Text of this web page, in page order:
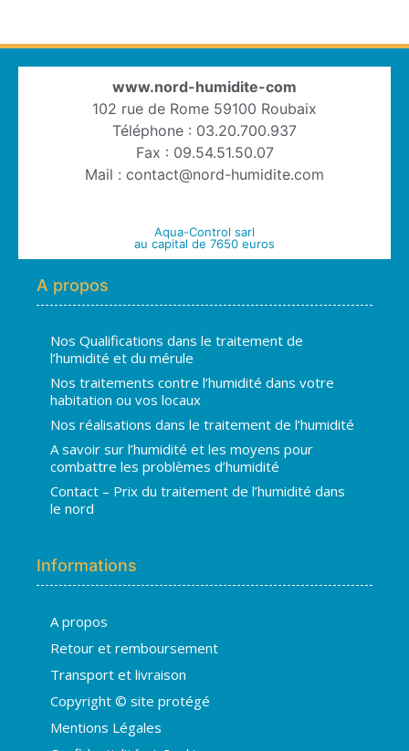
www.nord-humidite-com
102 rue de Rome 59100 Roubaix
Téléphone : 03.20.700.937
Fax : 09.54.51.50.07
Mail : contact@nord-humidite.com
Aqua-Control sarl
au capital de 7650 euros
A propos
Nos Qualifications dans le traitement de
l’humidité et du mérule
Nos traitements contre l’humidité dans votre
habitation ou vos locaux
Nos réalisations dans le traitement de l’humidité
A savoir sur l’humidité et les moyens pour
combattre les problèmes d’humidité
Contact – Prix du traitement de l’humidité dans
le nord
Informations
A propos
Retour et remboursement
Transport et livraison
Copyright © site protégé
Mentions Légales
En ligne · répond en quelques secondes
H
👋 Bonjour ! Je suis
puis-je vous aider ?
03:53